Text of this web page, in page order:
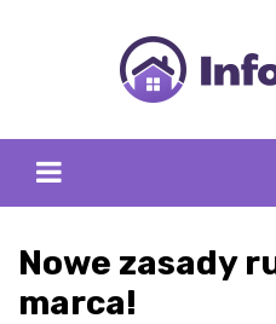
Nowe zasady
marca!